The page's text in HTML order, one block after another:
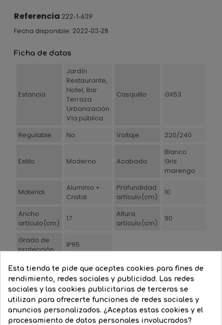
Referencia 222-1-639
Fecha disponible: 2022-03-28
Ficha de datos
Estancia
Jardín
Restaurante,
Hotel, Bar
Terraza
Urbanización
Vía pública
Casquillo GX53
Regulable No Voltaje 220/240
Estilo Moderno Acabado
Blanco
Gris
marengo
Material
Aluminio +
Cristal
Profundidad
artículo(cm)
10
Ancho
artículo(cm)
17
Altura
artículo(cm)
90
Grado de
protección
IP65
También Podría Gustarte
‹
Esta tienda te pide que aceptes cookies para fines de
rendimiento, redes sociales y publicidad. Las redes
sociales y las cookies publicitarias de terceros se
utilizan para ofrecerte funciones de redes sociales y
anuncios personalizados. ¿Aceptas estas cookies y el
procesamiento de datos personales involucrados?